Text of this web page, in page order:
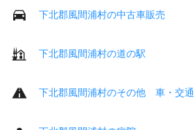
下北郡風間浦村の中古車販売
下北郡風間浦村の道の駅
下北郡風間浦村のその他 車・交通